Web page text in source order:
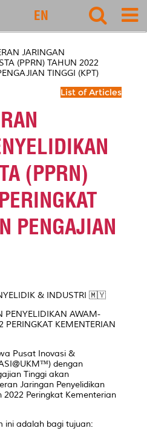
EN
JARINGAN
(PPRN) TAHUN 2022
TINGGI (KPT)
List of Articles
(PPRN)
PENGAJIAN
& INDUSTRI 🇲🇾
PENYELIDIKAN AWAM-
PERINGKAT KEMENTERIAN
Pusat Inovasi &
dengan
Tinggi akan
Jaringan Penyelidikan
Peringkat Kementerian
ini adalah bagi tujuan: